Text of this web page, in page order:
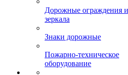
Фигуры сигнальные и
Дорожные ограждения и
зеркала